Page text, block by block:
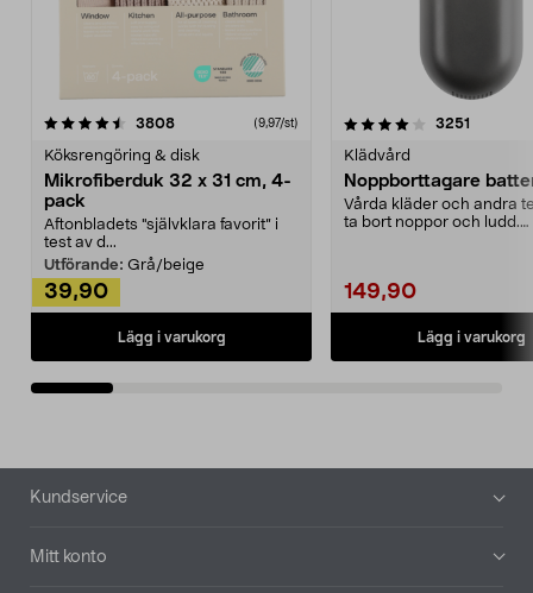
3808recensioner (9,97/st)
Köksrengöring & disk
Mikrofiberduk 32 x 31 cm, 4-
pack
Aftonbladets "självklara favorit” i
test av d...
Utförande: Grå/beige
39,90
Lägg i varukorg
4.0av 5 stjärnor 3251
Klädvård
Noppborttagare
Vårda kläder och andra
ta bort noppor och ludd.
149,90
Lägg i varukorg
4.5av 5 stjärnor
Sidfot
Kundservice
Mitt konto